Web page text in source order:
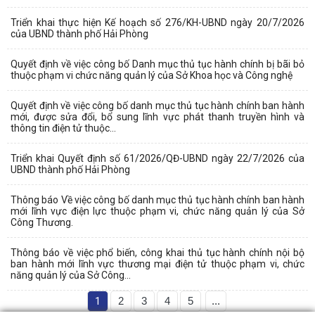
Triển khai thực hiện Kế hoạch số 276/KH-UBND ngày 20/7/2026
của UBND thành phố Hải Phòng
Quyết định về việc công bố Danh mục thủ tục hành chính bị bãi bỏ
thuộc phạm vi chức năng quản lý của Sở Khoa học và Công nghệ
Quyết định về việc công bố danh mục thủ tục hành chính ban hành
mới, được sửa đổi, bổ sung lĩnh vực phát thanh truyền hình và
thông tin điện tử thuộc...
Triển khai Quyết định số 61/2026/QĐ-UBND ngày 22/7/2026 của
UBND thành phố Hải Phòng
Thông báo Về việc công bố danh mục thủ tục hành chính ban hành
mới lĩnh vực điện lực thuộc phạm vi, chức năng quản lý của Sở
Công Thương.
Thông báo về việc phổ biến, công khai thủ tục hành chính nội bộ
ban hành mới lĩnh vực thương mại điện tử thuộc phạm vi, chức
năng quản lý của Sở Công...
1 2 3 4 5 ...